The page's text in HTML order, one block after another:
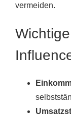
vermeiden.